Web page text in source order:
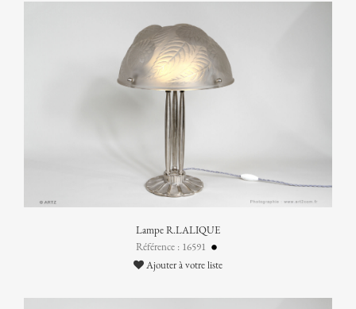
Lampe R.LALIQUE
Référence : 16591
Ajouter à votre liste